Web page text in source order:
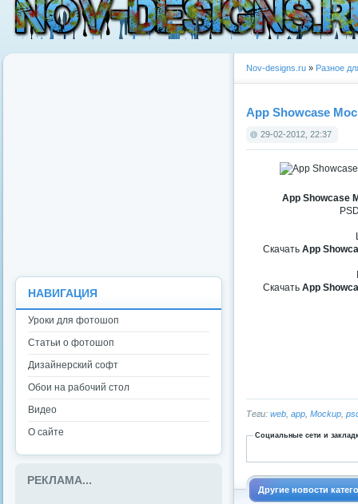
Nov-designs.ru » Разное
App Showcase
29-02-2012, 22:37
App Showcase
Скачать App
Скачать App
Теги: web app Mockup
Социальные сети и
Другие новости
НАВИГАЦИЯ
Уроки для фотошоп
Статьи о фотошоп
Дизайнерский софт
Обои на рабочий стол
Видео
О сайте
РЕКЛАМА...